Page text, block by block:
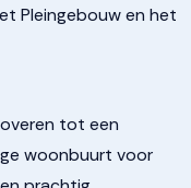
Pleingebouw en het
tot een
woonbuurt voor